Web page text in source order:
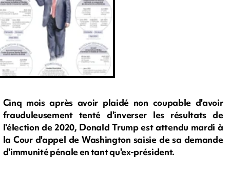
Cinq mois après avoir plaidé non coupable d'avoir
frauduleusement tenté d'inverser les résultats de
l'élection de 2020, Donald Trump est attendu mardi à
la Cour d'appel de Washington saisie de sa demande
d'immunité pénale en tant qu'ex-président.